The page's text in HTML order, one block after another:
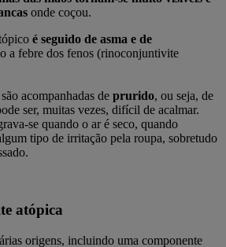
onde coçou.
é seguido de asma e de
a febre dos fenos (rinoconjuntivite
acompanhadas de prurido, ou seja, de
ser, muitas vezes, difícil de acalmar.
se quando o ar é seco, quando
tipo de irritação pela roupa, sobretudo
atópica
origens, incluindo uma componente